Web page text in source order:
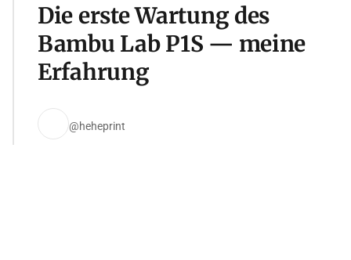
Die erste Wartung des
Bambu Lab P1S — meine
Erfahrung
@heheprint